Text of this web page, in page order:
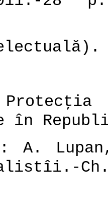
A.